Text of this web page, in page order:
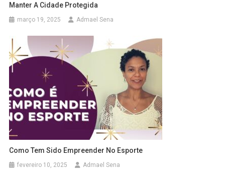
Manter A Cidade Protegida
março 19, 2025 Admael Sena
Como Tem Sido Empreender No Esporte
fevereiro 10, 2025 Admael Sena